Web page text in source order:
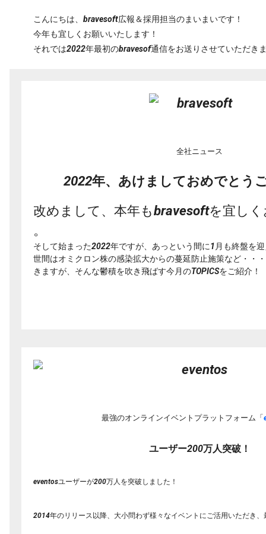
こんにちは、bravesoft広報＆採用担当のまいまいです！
今年も宜しくお願いいたします！
それでは2022年最初のbravesof通信をお送りさせていただき
全社ニュース
2022年、あけましておめでとう
改めまして、本年もbravesoftを宜し
。
そして始まった2022年ですが、 あっという間に1月も終盤を
世間はオミクロン株の感染拡大からの蔓延防止施策など・・・
きますが、 そんな鬱積を吹き飛ばす今月のTOPICSをご紹介！
最強のオンラインイベントプラットフォーム「
ユーザー200万人突破！
eventosユーザーが200万人を突破しました！
2014年のリリース以降、 大小問わず様々なイベントにご活用いただき